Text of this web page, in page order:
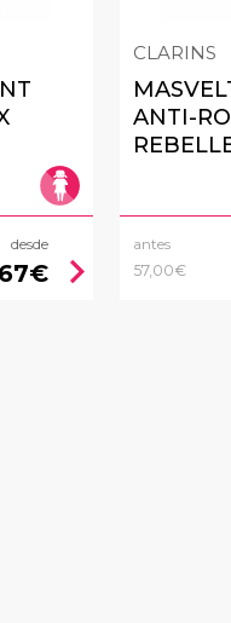
desde
chevron_right
CLARINS
ANTI-
antes
57,00€